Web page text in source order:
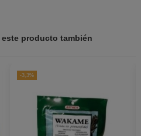
producto también
-3,3%